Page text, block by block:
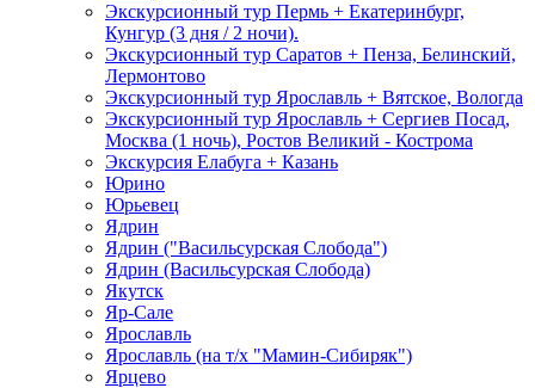
Экскурсионный тур Пермь + Екатеринбург,
Кунгур (3 дня / 2 ночи).
Экскурсионный тур Саратов + Пенза, Белинский,
Лермонтово
Экскурсионный тур Ярославль + Вятское, Вологда
Экскурсионный тур Ярославль + Сергиев Посад,
Москва (1 ночь), Ростов Великий - Кострома
Экскурсия Елабуга + Казань
Юрино
Юрьевец
Ядрин
Ядрин ("Васильсурская Слобода")
Ядрин (Васильсурская Слобода)
Якутск
Яр-Сале
Ярославль
Ярославль (на т/х "Мамин-Сибиряк")
Ярцево